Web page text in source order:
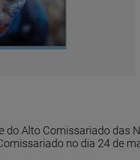
do Alto Comissariado das
no dia 24 de